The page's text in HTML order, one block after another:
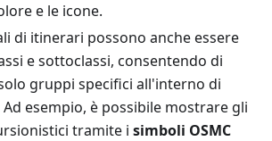
e le icone.
di itinerari possono anche essere
e sottoclassi, consentendo di
gruppi specifici all'interno di
esempio, è possibile mostrare gli
tramite i simboli OSMC